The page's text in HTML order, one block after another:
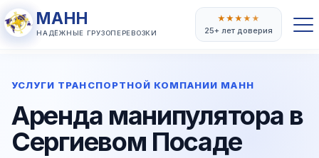
МАНН
НАДЁЖНЫЕ ГРУЗОПЕРЕВОЗКИ
★★★★★
25+ лет доверия
УСЛУГИ ТРАНСПОРТНОЙ КОМПАНИИ МАНН
Аренда манипулятора в
Сергиевом Посаде